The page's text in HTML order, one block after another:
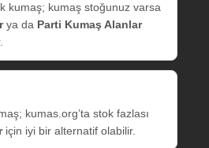
kumaş; kumaş stoğunuz varsa
ya da Parti Kumaş Alanlar
kumas.org’ta stok fazlası
için iyi bir alternatif olabilir.